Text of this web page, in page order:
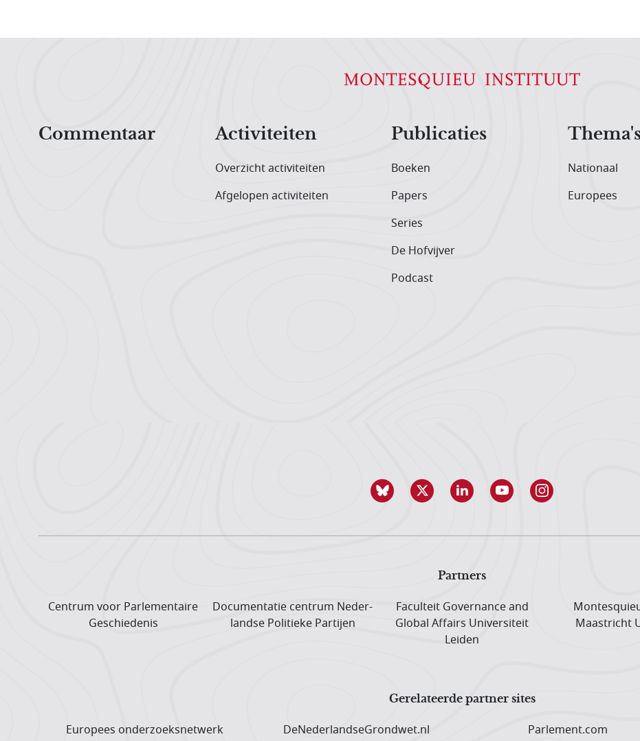
Commentaar
Activiteiten
Overzicht activiteiten
Afgelopen activiteiten
Publicaties
Boeken
Papers
Series
De Hofvijver
Podcast
Nationaal
Europees
Partners
Centrum voor Parlementaire
Geschiedenis
Documentatie centrum Neder­
landse Politieke Partijen
Faculteit Governance and
Global Affairs Universiteit
Leiden
Maastricht
Gerelateerde partner sites
Europees onderzoeks­netwerk DeNederlandseGrondwet.nl Parlement.com